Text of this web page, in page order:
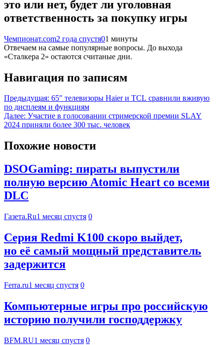
это или нет, будет ли уголовная
ответственность за покупку игры
Чемпионат.com2 года спустя01 минуты
Отвечаем на самые популярные вопросы. До выхода
«Сталкера 2» остаются считаные дни.
Навигация по записям
Предыдущая: 65″ телевизоры Haier и TCL сравнили вживую
по дисплеям и функциям
Далее: Участие в голосовании стримерской премии SLAY
2024 приняли более 300 тыс. человек
Похожие новости
DSOGaming: пираты выпустили
полную версию Atomic Heart со всеми
DLC
Газета.Ru1 месяц спустя 0
Серия Redmi K100 скоро выйдет,
но её самый мощный представитель
задержится
Ferra.ru1 месяц спустя 0
Компьютерные игры про российскую
историю получили господдержку
BFM.RU1 месяц спустя 0